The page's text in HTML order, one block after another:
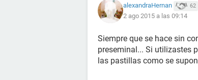
alexandraHernan 62
2 ago 2015 a las 09:14
Siempre que se hace sin
preseminal... Si utilizastes
las pastillas como se